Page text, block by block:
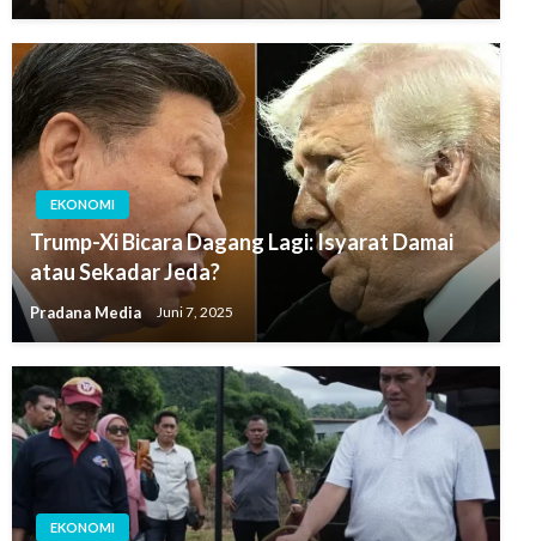
EKONOMI
Trump-Xi Bicara Dagang Lagi: Isyarat Damai
atau Sekadar Jeda?
Pradana Media Juni 7, 2025
EKONOMI